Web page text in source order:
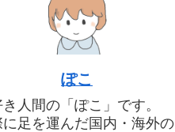
ぽこ
人間の「ぽこ」です。
に足を運んだ国内・海外の